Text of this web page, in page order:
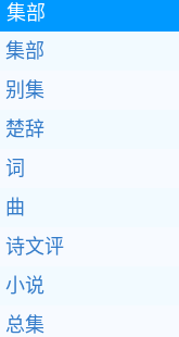
集部
集部
别集
楚辞
词
曲
诗文评
小说
总集